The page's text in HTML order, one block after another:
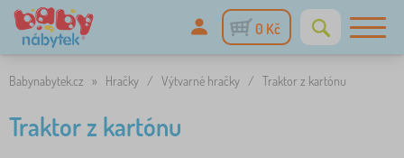
0 Kč
Babynabytek.cz » Hračky / Výtvarné hračky / Traktor z kartónu
Traktor z kartónu